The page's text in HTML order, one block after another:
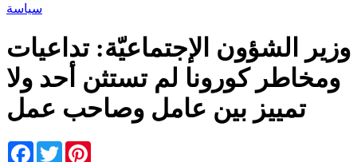
سياسة
وزير الشؤون الإجتماعيّة: تداعيات
ومخاطر كورونا لم تستثن أحد ولا
تمييز بين عامل وصاحب عمل
Facebook
Twitter